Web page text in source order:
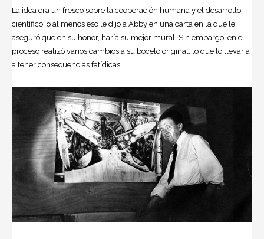
La idea era un fresco sobre la cooperación humana y el desarrollo
científico, o al menos eso le dijo a Abby en una carta en la que le
aseguró que en su honor, haría su mejor mural. Sin embargo, en el
proceso realizó varios cambios a su boceto original, lo que lo llevaría
a tener consecuencias fatídicas.